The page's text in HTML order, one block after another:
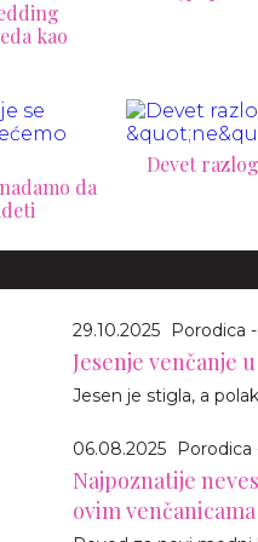
kao
da
Devet
29.10.2025 Porodica
Jesenje venčanje
Jesen je stigla, a
06.08.2025 Porodica
Najpoznatije
ovim